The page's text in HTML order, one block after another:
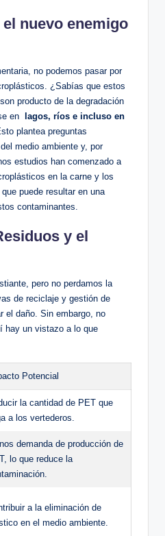
nuevo enemigo
no⁣ podemos pasar por
¿Sabías que estos
producto de ‍la degradación
en
lagos, ⁤ríos e⁢ incluso en ​
plantea preguntas
medio‌ ambiente⁢ y, por
estudios han⁤ comenzado ​a
en la carne y⁤ los
‍puede resultar​ en una​
contaminantes.
y ⁣el
pero no ⁢perdamos la
de reciclaje y gestión‌ de‌
⁣el daño. ⁤Sin embargo, no
hay un vistazo a ⁢lo que
Potencial
la cantidad ⁤de PET ‍que
a los vertederos.
demanda de ⁢producción de
lo que reduce la
a⁤ la eliminación⁣ de
en el medio ambiente.